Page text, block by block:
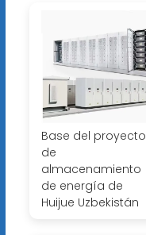
Base del proyecto
de
almacenamiento
de energía de
Huijue Uzbekistán